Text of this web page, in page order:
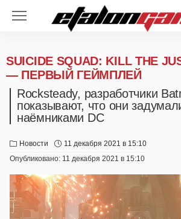
SUICIDE SQUAD: KILL THE
— ПЕРВЫЙ ГЕЙМПЛЕЙ
Rocksteady, разработчики
показывают, что они
наёмниками DC
Новости
11 декабря 2021 в 15:10
Опубликовано: 11 декабря 2021 в 15:10